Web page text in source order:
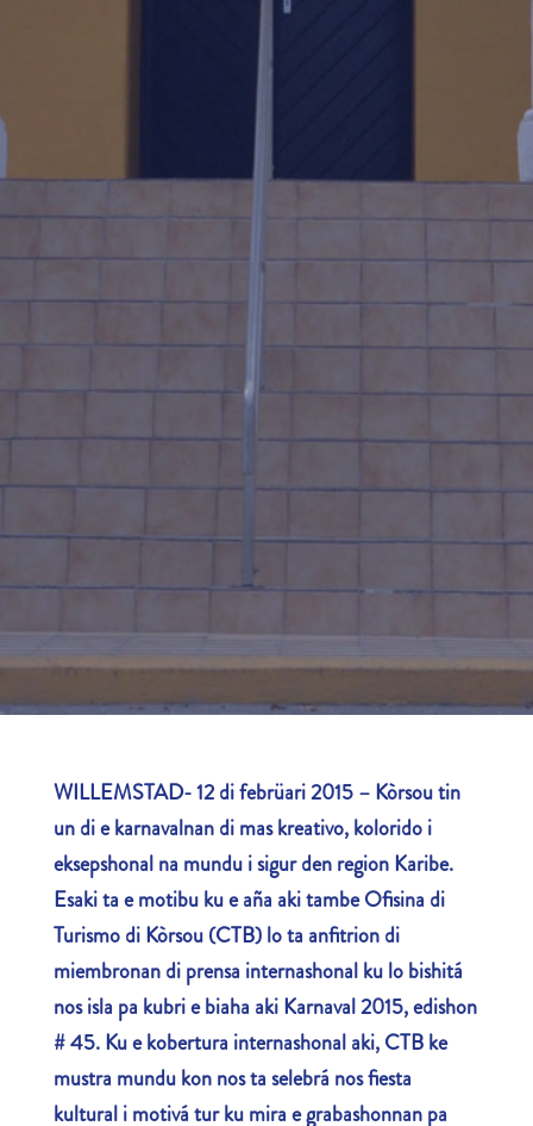
WILLEMSTAD-12 di febrüari 2015– Kòrsou tin
un di e karnavalnan di mas kreativo, kolorido i
eksepshonal na mundu i sigur den region Karibe.
Esaki ta e motibu ku e aña aki tambe Ofisina di
Turismo di Kòrsou (CTB) lo ta anfitrion di
miembronan di prensa internashonal ku lo bishitá
nos isla pa kubri e biaha aki Karnaval 2015, edishon
# 45. Ku e kobertura internashonal aki, CTB ke
mustra mundu kon nos ta selebrá nos fiesta
kultural i motivá tur ku mira e grabashonnan pa